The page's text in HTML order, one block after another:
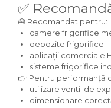
✅
🧰 Recomandat pentru:
camere frigorifice
depozite frigorifice
aplicații comerciale
sisteme frigorifice
👉 Pentru performanță
utilizare ventil de
dimensionare